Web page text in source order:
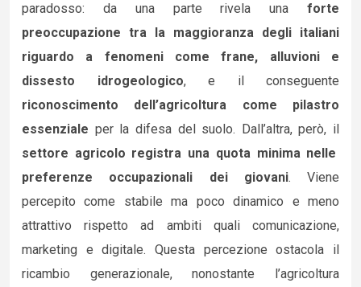
paradosso: da una parte rivela una forte
preoccupazione tra la maggioranza degli italiani
riguardo a fenomeni come frane, alluvioni e
dissesto idrogeologico, e il conseguente
riconoscimento dell’agricoltura come pilastro
essenziale per la difesa del suolo. Dall’altra, però, il
settore agricolo registra una quota minima nelle
preferenze occupazionali dei giovani. Viene
percepito come stabile ma poco dinamico e meno
attrattivo rispetto ad ambiti quali comunicazione,
marketing e digitale. Questa percezione ostacola il
ricambio generazionale, nonostante l’agricoltura